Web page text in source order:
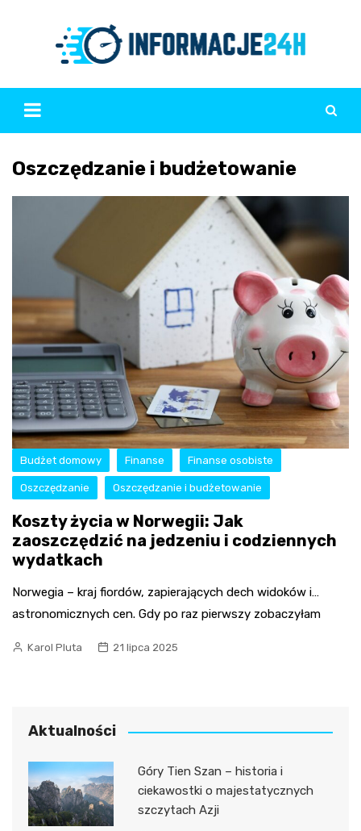
Oszczędzanie i budżetowanie
Budżet domowy Finanse Finanse osobiste
Oszczędzanie Oszczędzanie i budżetowanie
Koszty życia w Norwegii: Jak
zaoszczędzić na jedzeniu i codziennych
wydatkach
Norwegia – kraj fiordów, zapierających dech widoków i…
astronomicznych cen. Gdy po raz pierwszy zobaczyłam
Karol Pluta 21 lipca 2025
Aktualności
Góry Tien Szan – historia i
ciekawostki o majestatycznych
szczytach Azji